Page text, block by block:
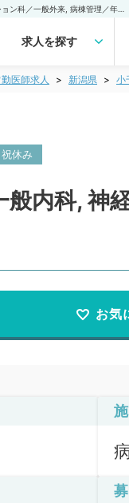
求人を探す
医師求人 新潟県 小
休み
般内科, 神
お気